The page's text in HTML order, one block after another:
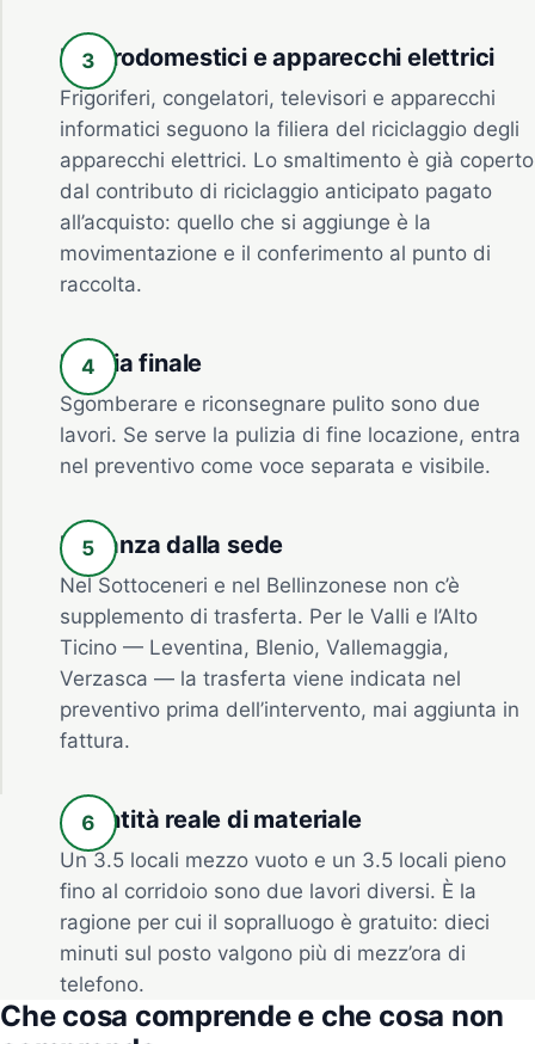
Elettrodomestici e apparecchi elettrici
Frigoriferi, congelatori, televisori e apparecchi
informatici seguono la filiera del riciclaggio degli
apparecchi elettrici. Lo smaltimento è già coperto
dal contributo di riciclaggio anticipato pagato
all’acquisto: quello che si aggiunge è la
movimentazione e il conferimento al punto di
raccolta.
Pulizia finale
Sgomberare e riconsegnare pulito sono due
lavori. Se serve la pulizia di fine locazione, entra
nel preventivo come voce separata e visibile.
Distanza dalla sede
Nel Sottoceneri e nel Bellinzonese non c’è
supplemento di trasferta. Per le Valli e l’Alto
Ticino — Leventina, Blenio, Vallemaggia,
Verzasca — la trasferta viene indicata nel
preventivo prima dell’intervento, mai aggiunta in
fattura.
Quantità reale di materiale
Un 3.5 locali mezzo vuoto e un 3.5 locali pieno
fino al corridoio sono due lavori diversi. È la
ragione per cui il sopralluogo è gratuito: dieci
minuti sul posto valgono più di mezz’ora di
telefono.
Che cosa comprende e che cosa non